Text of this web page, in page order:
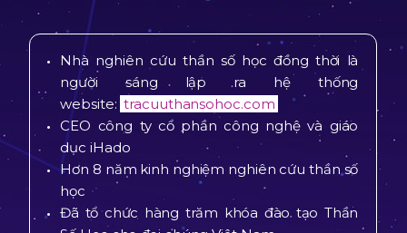
Nhà nghiên cứu thần số học đồng thời là
người sáng lập ra hệ thống
website: tracuuthansohoc.com
CEO công ty cổ phần công nghệ và giáo
dục iHado
Hơn 8 năm kinh nghiệm nghiên cứu thần số
học
Đã tổ chức hàng trăm khóa đào tạo Thần